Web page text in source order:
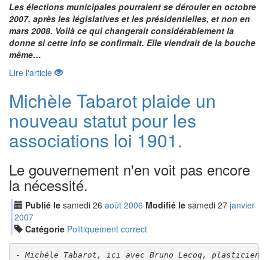
Les élections municipales pourraient se dérouler en octobre
2007, après les législatives et les présidentielles, et non en
mars 2008. Voilà ce qui changerait considérablement la
donne si cette info se confirmait. Elle viendrait de la bouche
même…
Lire l'article
Michèle Tabarot plaide un
nouveau statut pour les
associations loi 1901.
Le gouvernement n'en voit pas encore
la nécessité.
Publié le samedi 26 août 2006 Modifié le samedi 27 janvier
2007
Catégorie Politiquement correct
- Michéle Tabarot, ici avec Bruno Lecoq, plasticien,